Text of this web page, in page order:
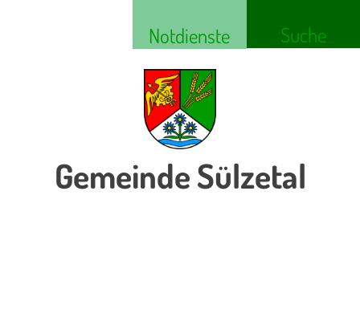
Notdienste Suche
Gemeinde Sülzetal